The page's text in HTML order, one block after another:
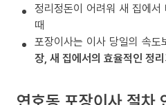
정리정돈이 어려워 새 집에
때
포장이사는 이사 당일의 속도
장, 새 집에서의 효율적인 정리